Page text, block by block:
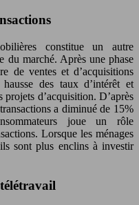
constitue un autre
du marché. Après une phase
de ventes et d’acquisitions
des taux d’intérêt et
d’acquisition. D’après
a diminué de 15%
joue un rôle
Lorsque les ménages
sont plus enclins à investir